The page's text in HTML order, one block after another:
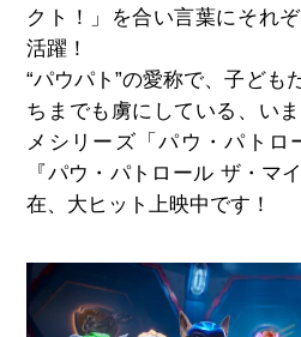
クト！」を合い言葉にそれ
活躍！
“パウパト”の愛称で、子ども
ちまでも 虜にしている、い
メシリーズ「パウ・パトロ
『パウ・パトロール ザ・マ
在、大ヒット上映中です！